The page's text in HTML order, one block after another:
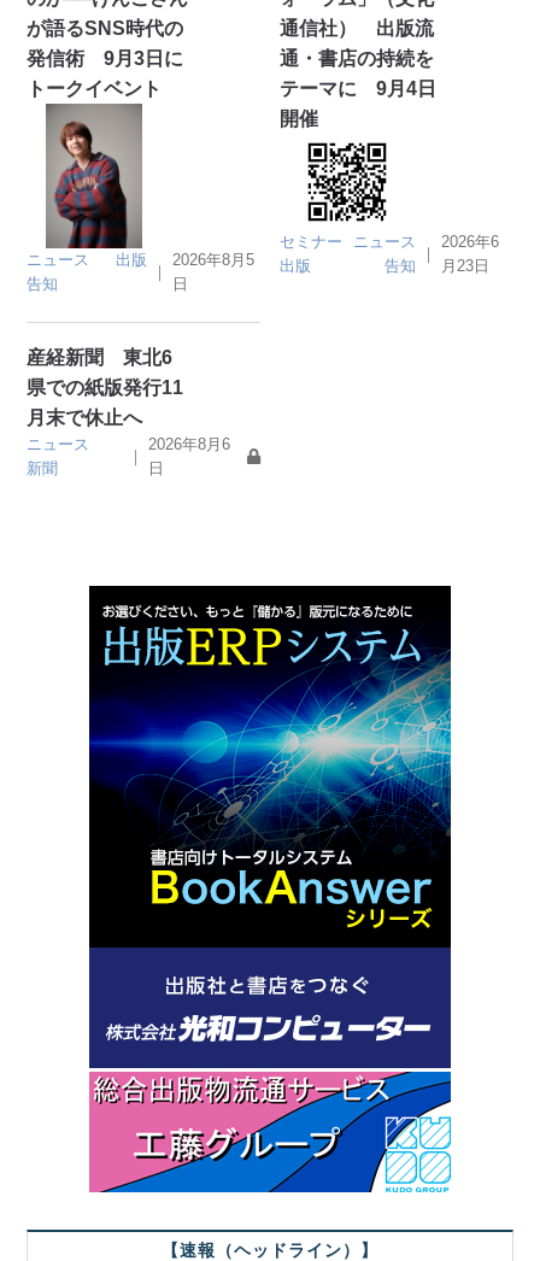
が語るSNS時代の
発信術 9月3日に
トークイベント
ニュース
出版
告知
｜
2026年8月5
日
通信社） 出版流
通・書店の持続を
テーマに 9月4日
開催
セミナー
ニュース
出版
告知
｜
2026年6
月23日
産経新聞 東北6
県での紙版発行11
月末で休止へ
ニュース
新聞
｜
2026年8月6
日
【速報（ヘッドライン）】